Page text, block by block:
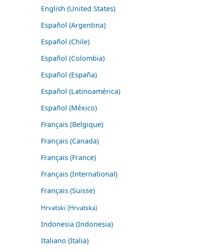
English (United States)
Español (Argentina)
Español (Chile)
Español (Colombia)
Español (España)
Español (Latinoamérica)
Español (México)
Français (Belgique)
Français (Canada)
Français (France)
Français (International)
Français (Suisse)
Hrvatski (Hrvatska)
Indonesia (Indonesia)
Italiano (Italia)